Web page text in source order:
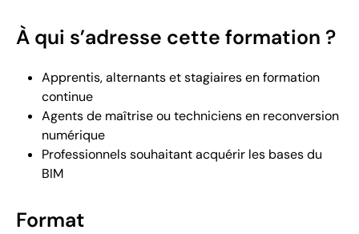
À qui s’adresse cette formation ?
Apprentis, alternants et stagiaires en formation
continue
Agents de maîtrise ou techniciens en reconversion
numérique
Professionnels souhaitant acquérir les bases du
BIM
Format